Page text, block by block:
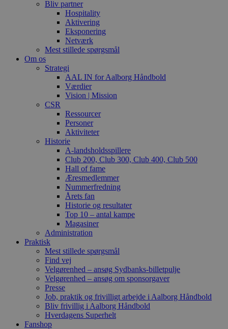
Bliv partner
Hospitality
Aktivering
Eksponering
Netværk
Mest stillede spørgsmål
Om os
Strategi
AAL IN for Aalborg Håndbold
Værdier
Vision | Mission
CSR
Ressourcer
Personer
Aktiviteter
Historie
A-landsholdsspillere
Club 200, Club 300, Club 400, Club 500
Hall of fame
Æresmedlemmer
Nummerfredning
Årets fan
Historie og resultater
Top 10 – antal kampe
Magasiner
Administration
Praktisk
Mest stillede spørgsmål
Find vej
Velgørenhed – ansøg Sydbanks-billetpulje
Velgørenhed – ansøg om sponsorgaver
Presse
Job, praktik og frivilligt arbejde i Aalborg Håndbold
Bliv frivillig i Aalborg Håndbold
Hverdagens Superhelt
Fanshop